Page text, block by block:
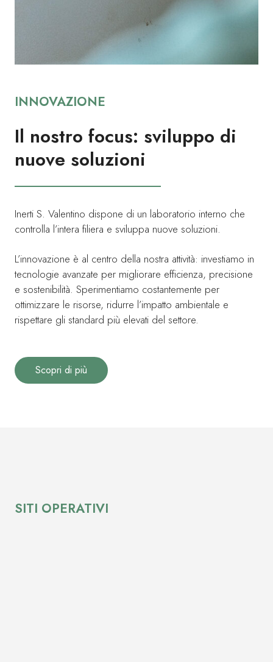
INNOVAZIONE
Il nostro focus: sviluppo di
nuove soluzioni
Inerti S. Valentino dispone di un laboratorio interno che
controlla l’intera filiera e sviluppa nuove soluzioni.
L’innovazione è al centro della nostra attività: investiamo in
tecnologie avanzate per migliorare efficienza, precisione
e sostenibilità. Sperimentiamo costantemente per
ottimizzare le risorse, ridurre l’impatto ambientale e
rispettare gli standard più elevati del settore.
Scopri di più
SITI OPERATIVI